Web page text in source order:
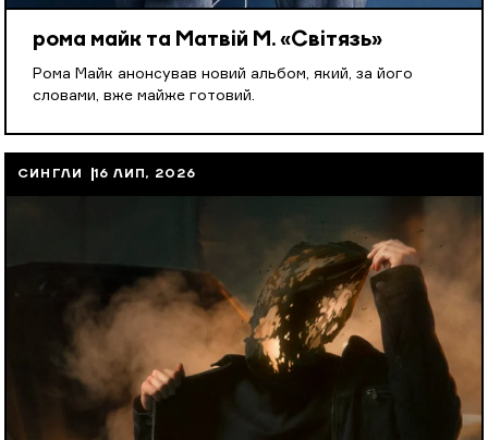
рома майк та Матвій М. «Світязь»
Рома Майк анонсував новий альбом, який, за його
словами, вже майже готовий.
СИНГЛИ 16 ЛИП, 2026